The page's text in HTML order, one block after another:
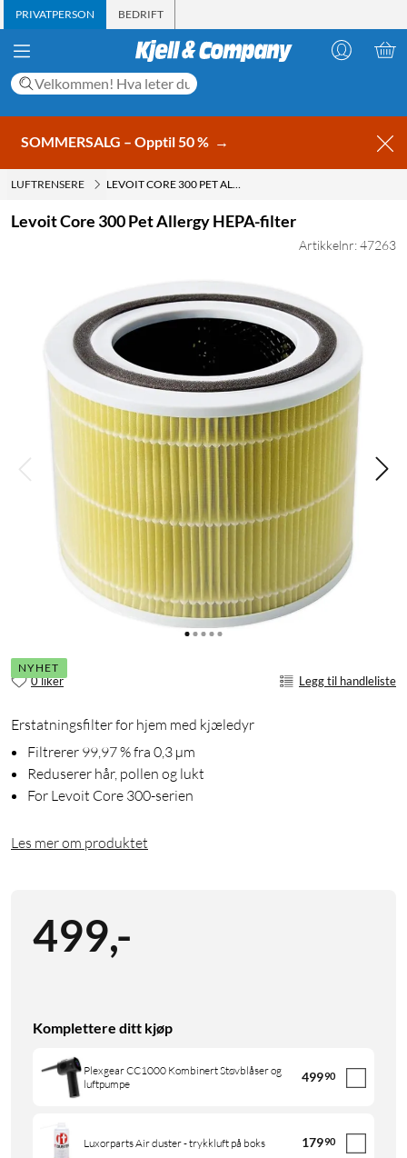
PRIVATPERSON BEDRIFT
SOMMERSALG – Opptil 50 % →
LUFTRENSERE LEVOIT CORE 300 PET ALLERGY HEPA-FILTER
Levoit Core 300 Pet Allergy HEPA-filter
Artikkelnr: 47263
NYHET
0 liker Legg til handleliste
Erstatningsfilter for hjem med kjæledyr
Filtrerer 99,97 % fra 0,3 µm
Reduserer hår, pollen og lukt
For Levoit Core 300-serien
Les mer om produktet
499,-
Komplettere ditt kjøp
Plexgear CC1000 Kombinert Støvblåser og
luftpumpe
49990
Luxorparts Air duster - trykkluft på boks 17990